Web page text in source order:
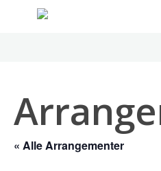
« Alle Arrangementer